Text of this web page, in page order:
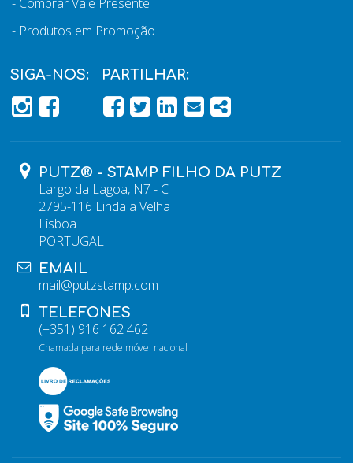
Produtos em Promoção
SIGA-NOS:
PÁGINA DO FACEBOOK
PÁGINA DO FACEBOOK
PARTILHAR:
FACEBOOK
TWITTER
LINKEDIN
EMAIL
PUTZ® - STAMP FILHO DA PUTZ
Largo da Lagoa, N7 - C
2795-116 Linda a Velha
Lisboa
PORTUGAL
EMAIL
mail@putzstamp.com
TELEFONES
(+351) 916 162 462
Chamada para rede móvel nacional